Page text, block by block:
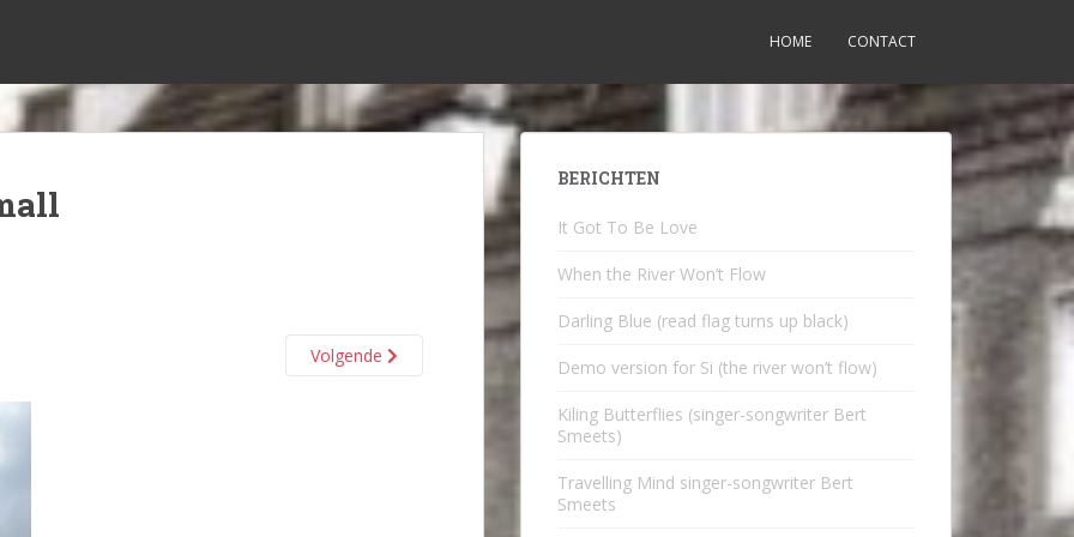
HOME CONTACT
Volgende
BERICHTEN
It Got To Be Love
When the River Won’t Flow
Darling Blue (read flag turns up black)
Demo version for Si (the river won’t flow)
Kiling Butterflies (singer-songwriter Bert
Smeets)
Travelling Mind singer-songwriter Bert
Smeets